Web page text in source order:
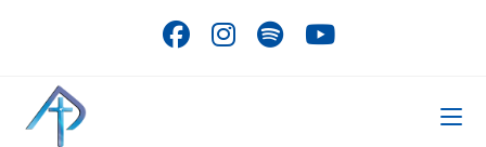
conteúdo